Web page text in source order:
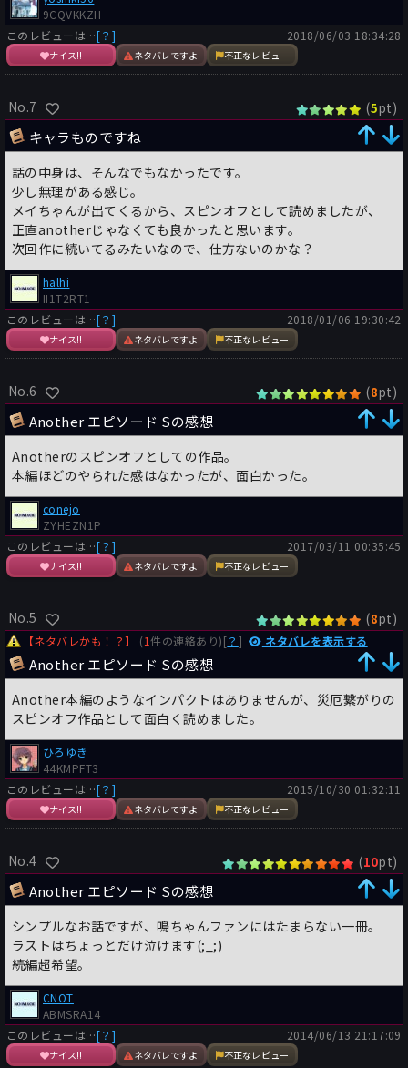
9CQVKKZH
このレビューは…[？]
ナイス!! ネタバレですよ 不正なレビュー
2018/06/03 18:34:28
No.7 (5pt)
キャラものですね
話の中身は、そんなでもなかったです。
少し無理がある感じ。
メイちゃんが出てくるから、スピンオフとして読めましたが、
正直anotherじゃなくても良かったと思います。
次回作に続いてるみたいなので、仕方ないのかな？
halhi
II1T2RT1
このレビューは…[？]
ナイス!! ネタバレですよ 不正なレビュー
2018/01/06 19:30:42
No.6 (8pt)
Another エピソード Sの感想
Anotherのスピンオフとしての作品。
本編ほどのやられた感はなかったが、面白かった。
conejo
ZYHEZN1P
このレビューは…[？]
ナイス!! ネタバレですよ 不正なレビュー
2017/03/11 00:35:45
No.5 (8pt)
【ネタバレかも！？】 (1件の連絡あり)[？ ] ネタバレを表示する
Another エピソード Sの感想
Another本編のようなインパクトはありませんが、災厄繋がりの
スピンオフ作品として面白く読めました。
ひろゆき
44KMPFT3
このレビューは…[？]
ナイス!! ネタバレですよ 不正なレビュー
2015/10/30 01:32:11
No.4 (10pt)
Another エピソード Sの感想
シンプルなお話ですが、鳴ちゃんファンにはたまらない一冊。
ラストはちょっとだけ泣けます(;_;)
続編超希望。
CNOT
ABMSRA14
このレビューは…[？]
ナイス!! ネタバレですよ 不正なレビュー
2014/06/13 21:17:09